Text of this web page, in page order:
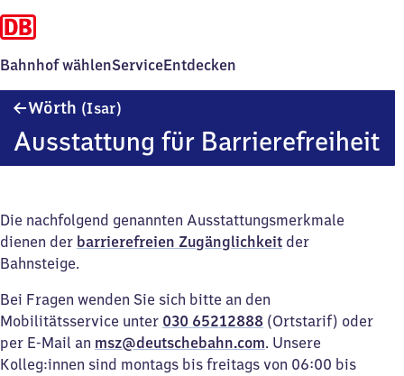
Bahnhof wählenServiceEntdecken
Wörth (Isar)
Ausstattung für Barrierefreiheit
Die nachfolgend genannten Ausstattungsmerkmale
dienen der barrierefreien Zugänglichkeit der
Bahnsteige.
Bei Fragen wenden Sie sich bitte an den
Mobilitätsservice unter 030 65212888 (Ortstarif) oder
per E-Mail an msz@deutschebahn.com. Unsere
Kolleg:innen sind montags bis freitags von 06:00 bis